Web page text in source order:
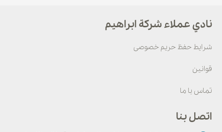
نادي عملاء شركة ابراهيم
شرایط حفظ حریم خصوصی
قوانین
تماس با ما
اتصل بنا